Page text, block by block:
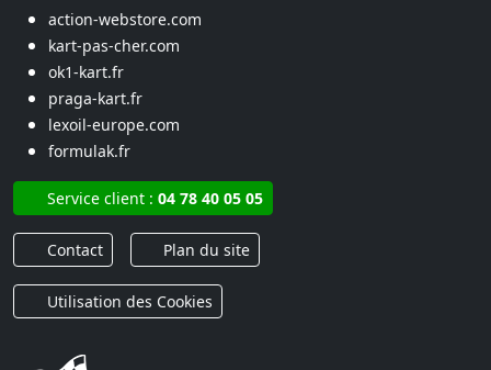
action-webstore.com
kart-pas-cher.com
ok1-kart.fr
praga-kart.fr
lexoil-europe.com
formulak.fr
Service client : 04 78 40 05 05
Contact Plan du site
Utilisation des Cookies